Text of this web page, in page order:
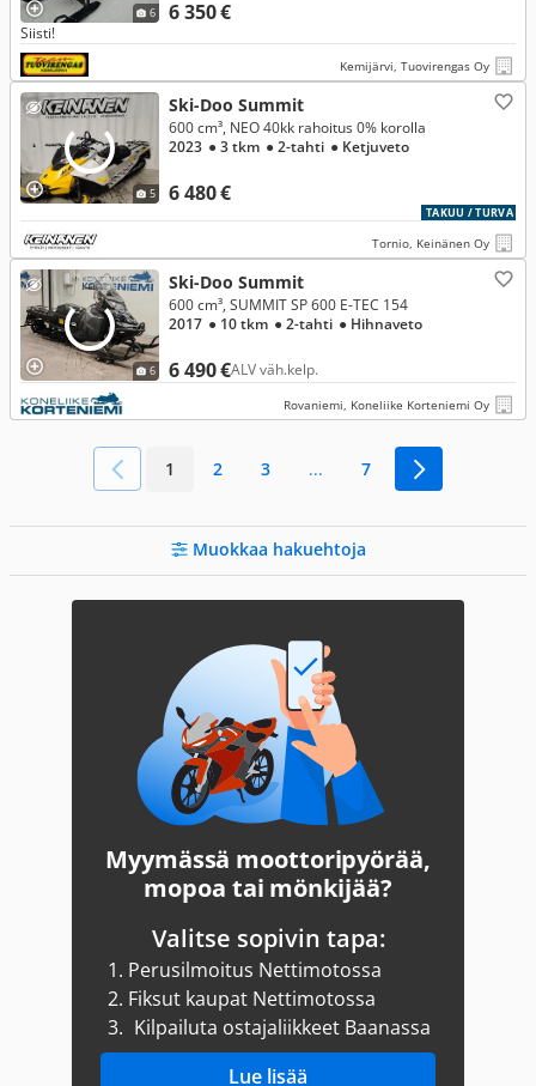
6 6 350 €
Siisti!
Kemijärvi, Tuovirengas Oy
5
Ski-Doo Summit
6 480 €
600 cm³, NEO 40kk rahoitus 0% korolla
2023 ● 3 tkm ● 2-tahti ● Ketjuveto
TAKUU / TURVA
Tornio, Keinänen Oy
6
Ski-Doo Summit
6 490 €ALV väh.kelp.
600 cm³, SUMMIT SP 600 E-TEC 154
2017 ● 10 tkm ● 2-tahti ● Hihnaveto
Rovaniemi, Koneliike Korteniemi Oy
1 2 3 ... 7
Muokkaa hakuehtoja
Myymässä moottoripyörää,
mopoa tai mönkijää?
Valitse sopivin tapa:
1. Perusilmoitus Nettimotossa
2. Fiksut kaupat Nettimotossa
3. Kilpailuta ostajaliikkeet Baanassa
Lue lisää